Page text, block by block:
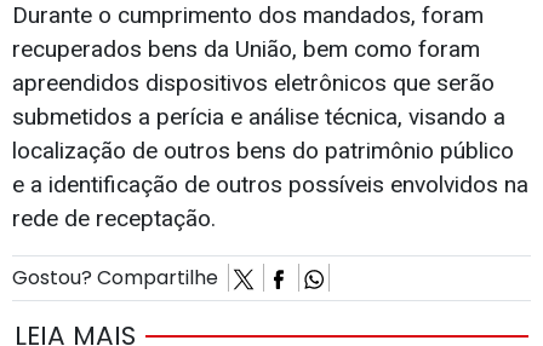
Durante o cumprimento dos mandados, foram
recuperados bens da União, bem como foram
apreendidos dispositivos eletrônicos que serão
submetidos a perícia e análise técnica, visando a
localização de outros bens do patrimônio público
e a identificação de outros possíveis envolvidos na
rede de receptação.
Gostou? Compartilhe
LEIA MAIS